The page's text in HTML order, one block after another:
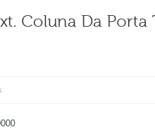
Coluna Da Porta